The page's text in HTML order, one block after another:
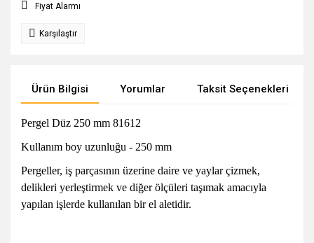
Fiyat Alarmı
Karşılaştır
Ürün Bilgisi Yorumlar Taksit Seçenekleri
Pergel Düz 250 mm 81612
Kullanım boy uzunluğu - 250 mm
Pergeller, iş parçasının üzerine daire ve yaylar çizmek,
delikleri yerleştirmek ve diğer ölçüleri taşımak amacıyla
yapılan işlerde kullanılan bir el aletidir.